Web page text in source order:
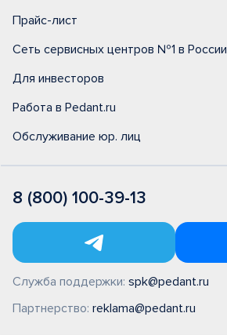
Прайс-лист
Сеть сервисных центров №1 в России
Для инвесторов
Работа в Pedant.ru
Обслуживание юр. лиц
8 (800) 100-39-13
Служба поддержки: spk@pedant.ru
Партнерство: reklama@pedant.ru